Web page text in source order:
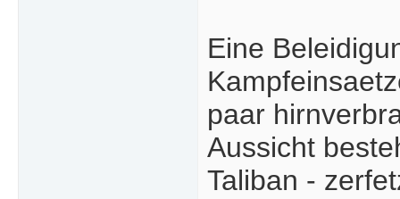
Eine
paar
Aussicht
Taliban -